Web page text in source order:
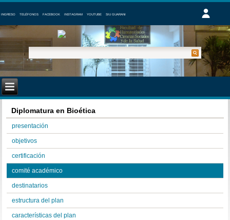
INGRESO TELÉFONOS FACEBOOK INSTAGRAM YOUTUBE SIU GUARANI
Diplomatura en Bioética
presentación
objetivos
certificación
comité académico
destinatarios
estructura del plan
características del plan